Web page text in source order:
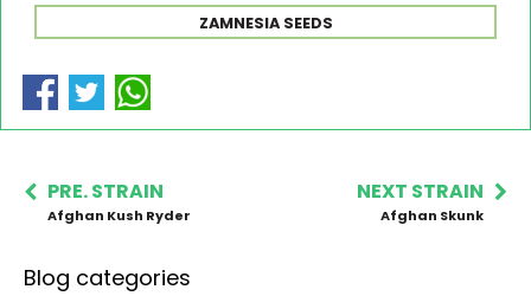
ZAMNESIA SEEDS
PRE. STRAIN
Afghan Kush Ryder
NEXT STRAIN
Afghan Skunk
Blog categories